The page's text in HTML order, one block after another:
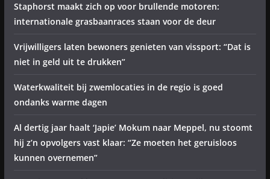
Staphorst maakt zich op voor brullende motoren:
internationale grasbaanraces staan voor de deur
Vrijwilligers laten bewoners genieten van vissport: “Dat is
niet in geld uit te drukken”
Waterkwaliteit bij zwemlocaties in de regio is goed
ondanks warme dagen
Al dertig jaar haalt ‘Japie’ Mokum naar Meppel, nu stoomt
hij z’n opvolgers vast klaar: “Ze moeten het geruisloos
kunnen overnemen”